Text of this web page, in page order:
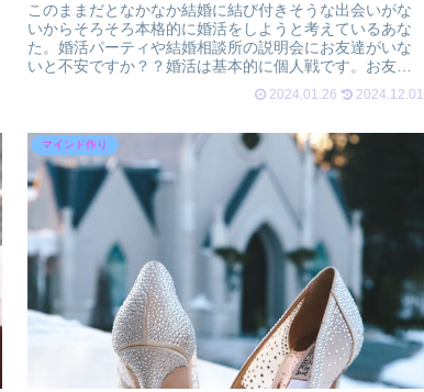
このままだとなかなか結婚に結び付きそうな出会いがな
いからそろそろ本格的に婚活をしようと考えているあな
た。婚活パーティや結婚相談所の説明会にお友達がいな
いと不安ですか？？婚活は基本的に個人戦です。お友達
2024.01.26 2024.12.01
マインド作り